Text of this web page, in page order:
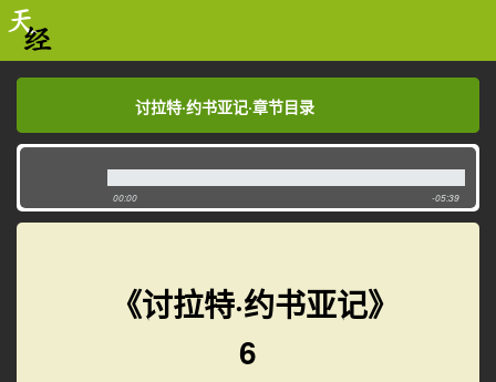
讨拉特·约书亚记·章节目录
讨拉特·约书亚记·章节目录
00:00 -05:39
《讨拉特·约书亚记》
6